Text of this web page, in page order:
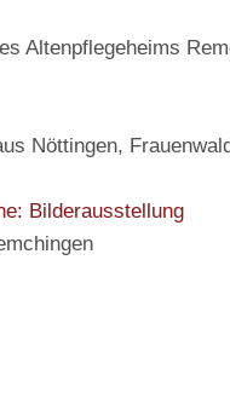
Altenpflegeheims
Nöttingen,
Bilderausstellung